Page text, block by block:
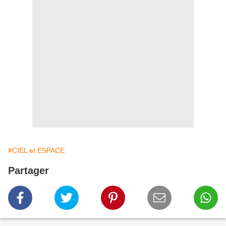
#CIEL et ESPACE
Partager